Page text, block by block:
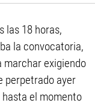
las 18 horas,
la convocatoria,
marchar exigiendo
perpetrado ayer
hasta el momento